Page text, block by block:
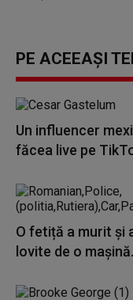
PE ACEEAȘI
Un influencer
făcea live pe
O fetiță a murit și
lovite de o